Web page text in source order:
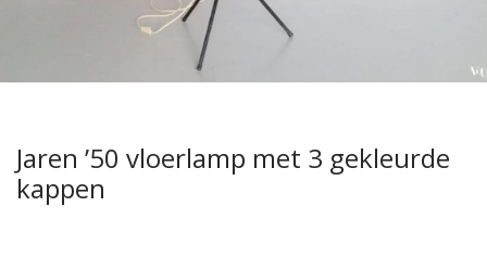
Jaren ’50 vloerlamp met 3 gekleurde
kappen